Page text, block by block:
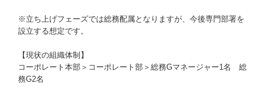
※立ち上げフェーズでは総務配属となりますが、今後専門部署を
設立する想定です。
【現状の組織体制】
コーポレート本部＞コーポレート部＞総務Gマネージャー1名 総
務G2名